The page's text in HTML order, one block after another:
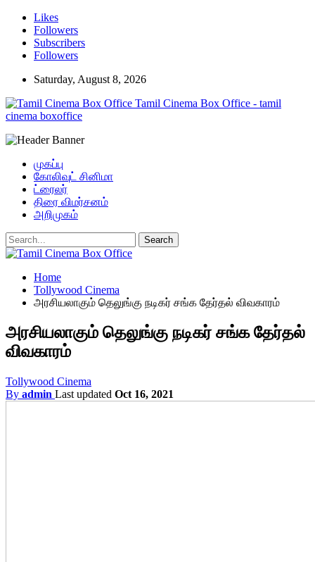
Likes
Followers
Subscribers
Followers
Saturday, August 8, 2026
Tamil Cinema Box Office - tamil
cinema boxoffice
முகப்பு
கோலிவுட் சினிமா
ட்ரைலர்
திரை விமர்சனம்
அறிமுகம்
Home
Tollywood Cinema
அரசியலாகும் தெலுங்கு நடிகர் சங்க தேர்தல் விவகாரம்
அரசியலாகும் தெலுங்கு நடிகர் சங்க தேர்தல்
விவகாரம்
Tollywood Cinema
By admin Last updated Oct 16, 2021